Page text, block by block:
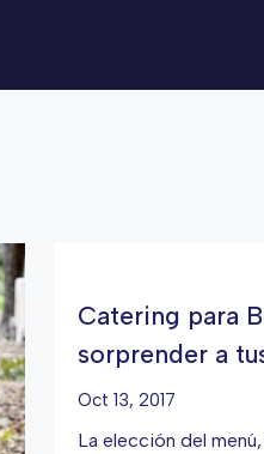
Catering para
sorprender a
Oct 13, 2017
La elección del